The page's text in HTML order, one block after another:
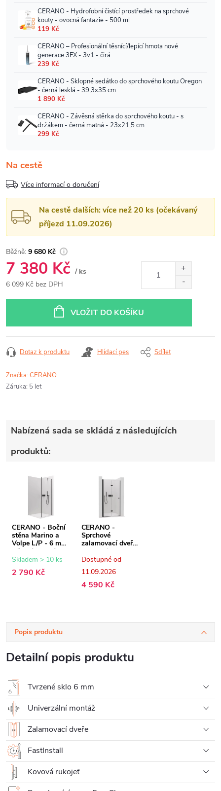
Na cestě
Více informací o doručení
Na cestě dalších: více než 20 ks (očekávaný
příjezd 11.09.2026)
9 680 Kč
7 380 Kč / ks
6 099 Kč bez DPH
VLOŽIT DO KOŠÍKU
Dotaz k produktu Hlídací pes Sdílet
Značka:CERANO
Záruka: 5 let
Nabízená sada se skládá z následujících
produktů:
CERANO - Boční
stěna Marino a
Volpe L/P - 6 mm
- černá matná,
transparentní sklo
- 80x190 cm
Skladem > 10 ks
2 790 Kč
CERANO -
Sprchové
zalamovací dveře
Volpe L/P - 6 mm
- černá matná,
- 90x190 cm
Dostupné od
11.09.2026
4 590 Kč
Popis produktu
Detailní popis produktu
Tvrzené sklo 6 mm
Univerzální montáž
Zalamovací dveře
FastInstall
Kovová rukojeť